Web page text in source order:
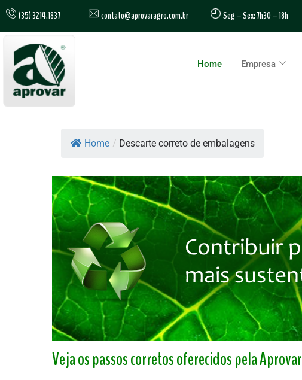
(35) 3214.1837 contato@aprovaragro.com.br Seg – Sex: 7h30 – 18h
Home Empresa
Home / Descarte correto de embalagens
Veja os passos corretos oferecidos pela Aprovar